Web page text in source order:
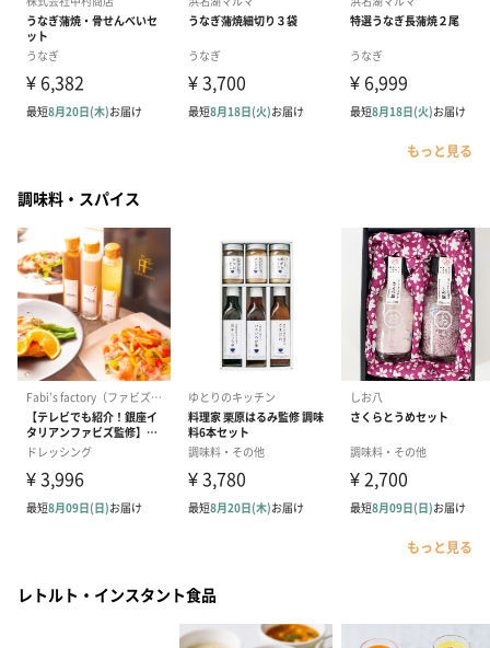
もっと見る
調味料・スパイス
もっと見る
レトルト・インスタント食品